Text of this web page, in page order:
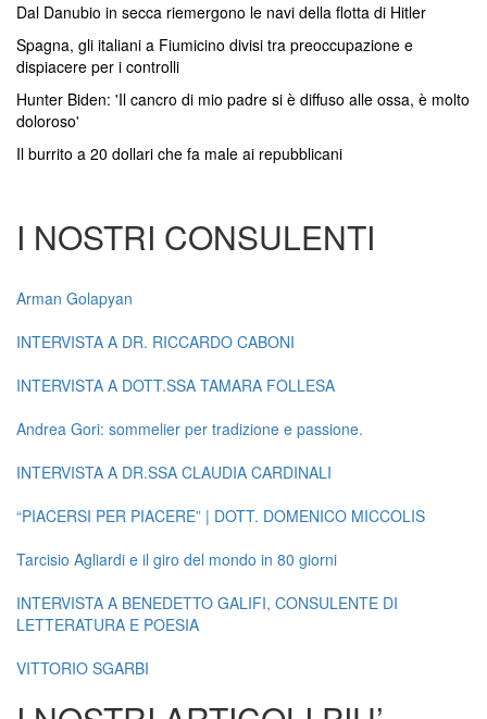
Dal Danubio in secca riemergono le navi della flotta di Hitler
Spagna, gli italiani a Fiumicino divisi tra preoccupazione e
dispiacere per i controlli
Hunter Biden: 'Il cancro di mio padre si è diffuso alle ossa, è molto
doloroso'
Il burrito a 20 dollari che fa male ai repubblicani
I NOSTRI CONSULENTI
Arman Golapyan
INTERVISTA A DR. RICCARDO CABONI
INTERVISTA A DOTT.SSA TAMARA FOLLESA
Andrea Gori: sommelier per tradizione e passione.
INTERVISTA A DR.SSA CLAUDIA CARDINALI
“PIACERSI PER PIACERE” | DOTT. DOMENICO MICCOLIS
Tarcisio Agliardi e il giro del mondo in 80 giorni
INTERVISTA A BENEDETTO GALIFI, CONSULENTE DI
LETTERATURA E POESIA
VITTORIO SGARBI